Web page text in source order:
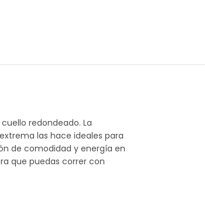
redondeado. La
las hace ideales para
de comodidad y energía en
que puedas correr con